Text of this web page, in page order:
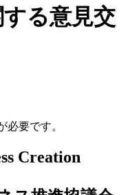
る意見交
必要です。